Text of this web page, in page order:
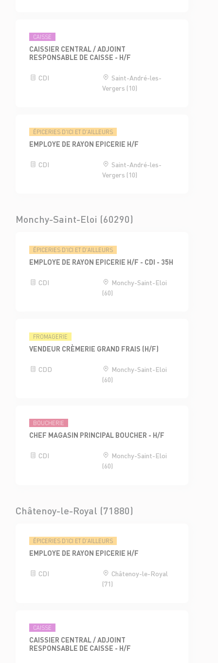
CAISSE
CAISSIER CENTRAL / ADJOINT
RESPONSABLE DE CAISSE - H/F
CDI
Saint-André-les-
Vergers (10)
ÉPICERIES D'ICI ET D'AILLEURS
EMPLOYE DE RAYON EPICERIE H/F
CDI
Saint-André-les-
Vergers (10)
Monchy-Saint-Eloi (60290)
ÉPICERIES D'ICI ET D'AILLEURS
EMPLOYE DE RAYON EPICERIE H/F - CDI - 35H
CDI
Monchy-Saint-Eloi
(60)
FROMAGERIE
VENDEUR CRÈMERIE GRAND FRAIS (H/F)
CDD
Monchy-Saint-Eloi
(60)
BOUCHERIE
CHEF MAGASIN PRINCIPAL BOUCHER - H/F
CDI
Monchy-Saint-Eloi
(60)
Châtenoy-le-Royal (71880)
ÉPICERIES D'ICI ET D'AILLEURS
EMPLOYE DE RAYON EPICERIE H/F
CDI
Châtenoy-le-Royal
(71)
CAISSE
CAISSIER CENTRAL / ADJOINT
RESPONSABLE DE CAISSE - H/F